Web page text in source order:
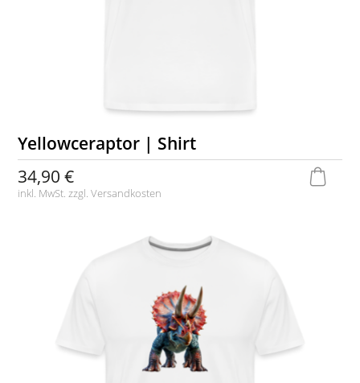
Yellowceraptor | Shirt
34,90 €
inkl. MwSt. zzgl.Versandkosten